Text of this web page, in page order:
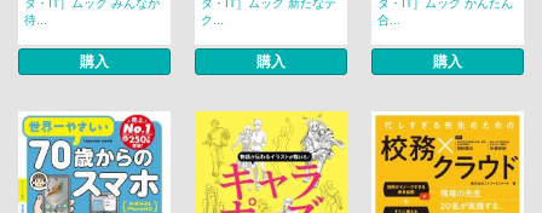
タ・IT］ムック みんなが
待...
購入
タ・IT］ムック 新たなテ
ク...
購入
タ・IT］ムック かんたん
合...
購入